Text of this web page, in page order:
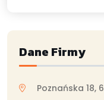
Dane Firmy
Poznańska 18,